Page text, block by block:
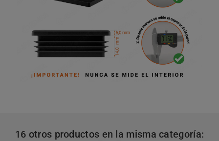
16 otros productos en la misma categoría: